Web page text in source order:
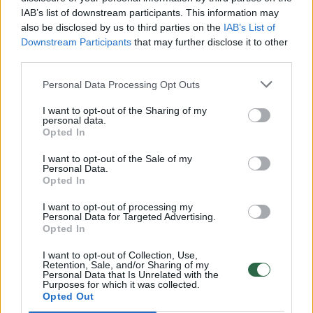
IAB’s list of downstream participants. This information may
also be disclosed by us to third parties on the IAB’s List of
Downstream Participants that may further disclose it to other
Personal Data Processing Opt Outs
I want to opt-out of the Sharing of my
personal data.
Opted In
I want to opt-out of the Sale of my
Personal Data.
Opted In
I want to opt-out of processing my
Personal Data for Targeted Advertising.
Opted In
I want to opt-out of Collection, Use,
Retention, Sale, and/or Sharing of my
Personal Data that Is Unrelated with the
Purposes for which it was collected.
Opted Out
00:00:49
Pateikė daugiau detalių apie iš tėvų paimtus šešis
vaikus: jiems kilusi grėsmė
Vaizdai iš tragiškos avarijos Vilniaus r.: dviejų moterų ir
vaiko gyvybių išgelbėti nepavyko
vaizdas pribloškia
Žinios | Lietuvos diena
00:02:01
„Pagarba pirmajai premjerei“: pasidalijo jautriais
prisiminimais apie Kazimierą Prunskienę